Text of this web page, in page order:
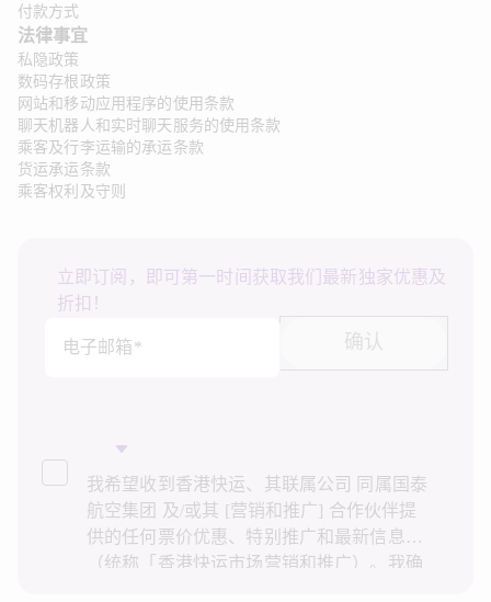
付款方式
法律事宜
私隐政策
数码存根政策
网站和移动应用程序的使用条款
聊天机器人和实时聊天服务的使用条款
乘客及行李运输的承运条款
货运承运条款
乘客权利及守则
立即订阅，即可第一时间获取我们最新独家优惠及
折扣！
电子邮箱*
确认
我希望收到香港快运、其联属公司 同属国泰
航空集团 及/或其 [营销和推广] 合作伙伴提
供的任何票价优惠、特别推广和最新信息
（统称「香港快运市场营销和推广）。我确